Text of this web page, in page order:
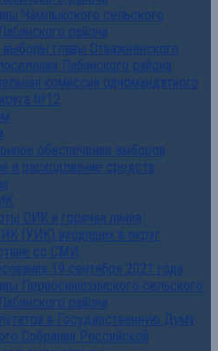
Чамлыкского сельского
района
главы Отважненского
Лабинского района
комиссия одномандатного
№12
обеспечение выборов
и расходование средств
ОИК и горячая линия
(УИК) входящих в округ
со СМИ
19 сентября 2021 года
Первосинюхинского сельского
района
в Государственную Думу
Собрания Российской